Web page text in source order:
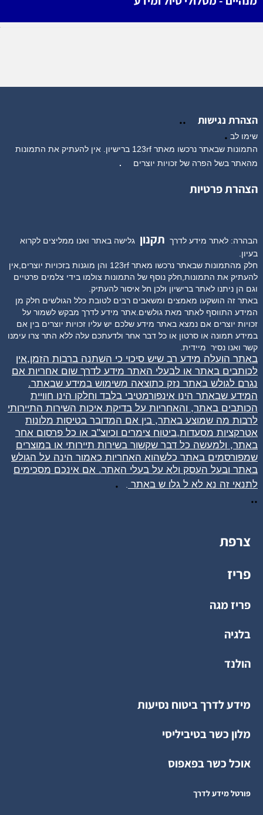
הצהרת נגישות ..
שימו לב .
התמונות שבאתר נרכשו מאתר 123rf ברישיון. אין להעתיק את התמונות
מהאתר בשל הפרה של זכויות יוצרים
.
הצהרת פרטיות
הבהרה: לאתר מידע לדרך תקנון גלישה באתר ואנו ממליצים לקרוא
בעיון.
חלק מהתמונות שבאתר נרכשו מאתר 123rf והן מוגנות בזכויות יוצרים,אין
להעתיק את התמונות,חלק נוסף של התמונות צולמו בידי צלמים פרטיים
וגם הן ניתנו לאתר ברישיון ולכן חל איסור להעתיק.
באתר זה הושקעו מאמצים ומשאבים רבים לטובת כלל הגולשים חלק מן
המידע התווסף לאתר מאת גולשים.אתר מידע לדרך מבקש לשמור על
זכויות יוצרים אם נמצא באתר מידע שלכם יש עליו זכויות יוצרים בין אם
במידע תמונה או סרטון או כל דבר אחר ולדעתכם עלה ללא התר צרו עימנו
קשר ואנו נסיר מיידית.
באתר הועלה מידע רב שיש סיכוי כי השתנה ברבות הזמן,אין
לכותבים באתר או לבעלי האתר מידע לדרך שום אחריות אם
נגרם לגולש באתר נזק כתוצאה משימוש במידע שבאתר.
המידע שבאתר הינו אינפורמטיבי בלבד וחלקו הינו חוויית
הכותבים באתר, והאחריות על בדיקת איכות השירות התיירותי
לרבות מה שמוצע באתר, בין אם המדובר בטיסות מלונות
אטרקציות מסעדות,ביטוח צימרים וכיוצ"ב או כל פרסום אחר
באתר, ולמעשה כל דבר שקשור בשירות תיירותי או במוצרים
שמפורסמים באתר כלשהוא האחריות כאמור הינה על הגולש
באתר ובעל העסק ולא על בעלי האתר. אם אינכם מסכימים
לתנאי זה נא לא ל גלו ש באתר
.
..
צרפת
פריז
פריז מגה
בלגיה
הולנד
מידע לדרך ביטוח נסיעות
מלון כשר בטיביליסי
אוכל כשר בפאפוס
פורטל מידע לדרך